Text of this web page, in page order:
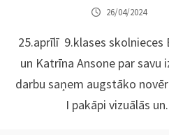
26/04/2024
25.aprīlī 9.klases skolnieces
un Katrīna Ansone par savu
darbu saņem augstāko
I pakāpi vizuālās